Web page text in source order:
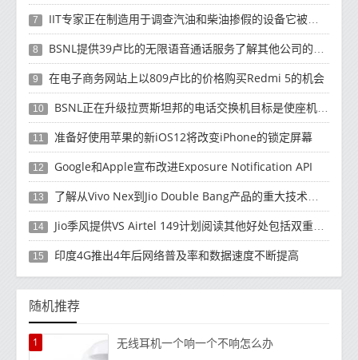
7 IIT专家正在制造用于调查汽油和柴油掺假的设备它被称为Fuel Quantifier Advance
8 BSNL提供39卢比的无限语音通话服务了解其他公司的便宜套餐
9 在电子商务网站上以809卢比的价格购买Redmi 5的机会
10 BSNL正在升级拉贾斯坦邦的电话交换机目标是使座机像智能手机一样工作
11 准备好使用苹果的新iOS12将改变iPhone的锁定屏幕
12 Google和Apple宣布改进Exposure Notification API
13 了解从Vivo Nex到Jio Double Bang产品的重大技术更新
14 Jio季风提供VS Airtel 149计划阅读其他好处包括双重数据
15 印度4G推出4年后网络普及率和数据速度不断提高
随机推荐
1 无线耳机一个响一个不响怎么办